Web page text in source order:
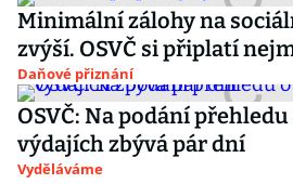
Minimální zálohy na
zvýší. OSVČ si připlatí
Daňové přiznání
OSVČ: Na podání
výdajích zbývá pár dní
Vyděláváme